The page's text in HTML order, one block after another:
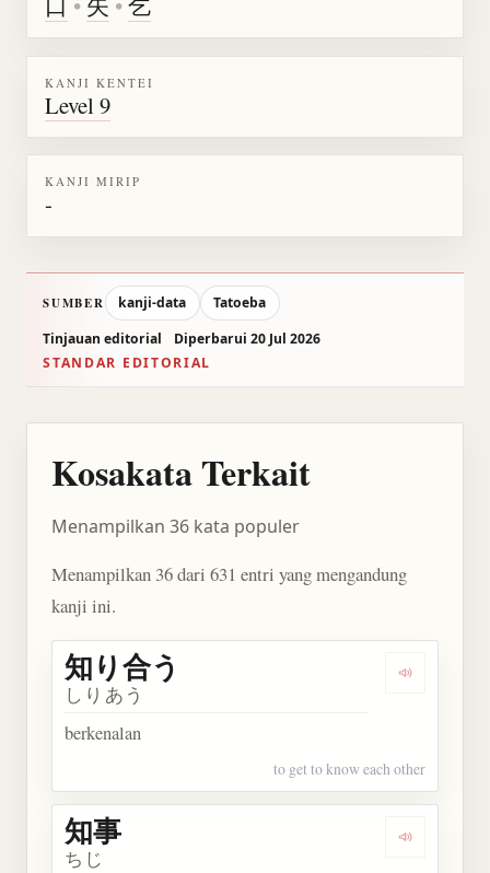
KANJI KENTEI
Level 9
KANJI MIRIP
-
SUMBER kanji-data
Tatoeba
Tinjauan editorial
Diperbarui 20 Jul 2026
STANDAR EDITORIAL
Kosakata Terkait
Menampilkan 36 kata populer
Menampilkan 36 dari 631 entri yang mengandung
kanji ini.
Dengarkan
知り合う
しりあう
berkenalan
to get to know each other
Dengarkan
知事
ちじ